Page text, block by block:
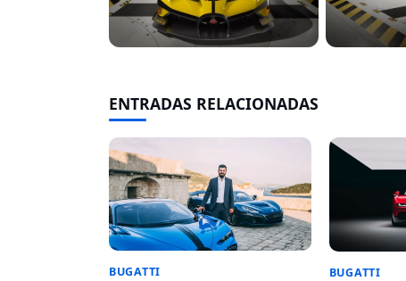
ENTRADAS RELACIONADAS
BUGATTI BUGATTI